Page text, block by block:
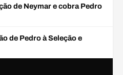
de Neymar e cobra Pedro
de Pedro à Seleção e